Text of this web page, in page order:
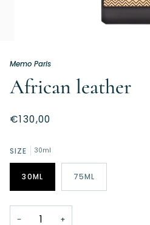
Memo Paris
African leather
€130,00
SIZE 30ml
30ML 75ML
− +